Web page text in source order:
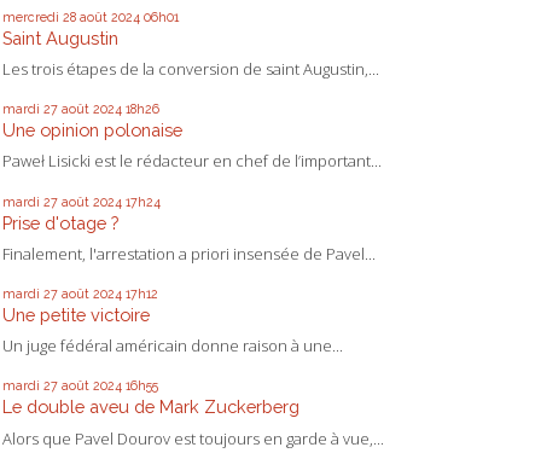
mercredi 28 août 2024 06h01
Saint Augustin
Les trois étapes de la conversion de saint Augustin,...
mardi 27 août 2024 18h26
Une opinion polonaise
Paweł Lisicki est le rédacteur en chef de l’important...
mardi 27 août 2024 17h24
Prise d'otage ?
Finalement, l'arrestation a priori insensée de Pavel...
mardi 27 août 2024 17h12
Une petite victoire
Un juge fédéral américain donne raison à une...
mardi 27 août 2024 16h55
Le double aveu de Mark Zuckerberg
Alors que Pavel Dourov est toujours en garde à vue,...